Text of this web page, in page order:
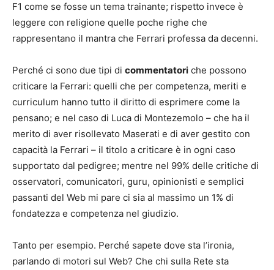
F1 come se fosse un tema trainante; rispetto invece è
leggere con religione quelle poche righe che
rappresentano il mantra che Ferrari professa da decenni.
Perché ci sono due tipi di commentatori che possono
criticare la Ferrari: quelli che per competenza, meriti e
curriculum hanno tutto il diritto di esprimere come la
pensano; e nel caso di Luca di Montezemolo – che ha il
merito di aver risollevato Maserati e di aver gestito con
capacità la Ferrari – il titolo a criticare è in ogni caso
supportato dal pedigree; mentre nel 99% delle critiche di
osservatori, comunicatori, guru, opinionisti e semplici
passanti del Web mi pare ci sia al massimo un 1% di
fondatezza e competenza nel giudizio.
Tanto per esempio. Perché sapete dove sta l’ironia,
parlando di motori sul Web? Che chi sulla Rete sta